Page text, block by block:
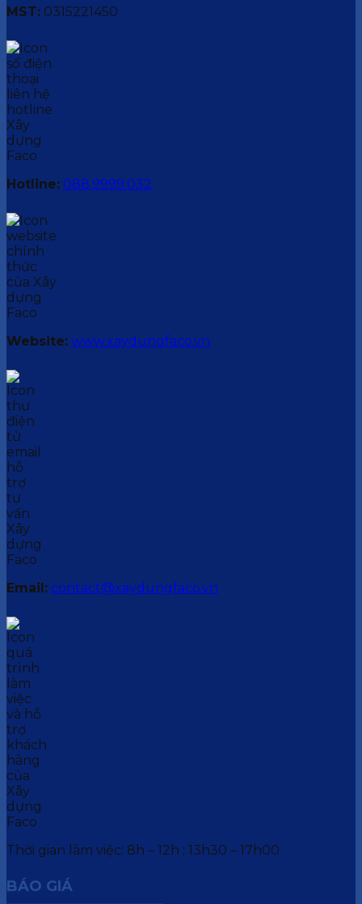
MST: 0315221450
Hotline: 088.9999.032
Website: www.xaydungfaco.vn
Email: contact@xaydungfaco.vn
Thời gian làm việc: 8h – 12h ; 13h30 – 17h00
BÁO GIÁ